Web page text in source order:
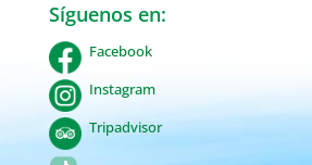
Síguenos en:
Facebook
Instagram
Tripadvisor